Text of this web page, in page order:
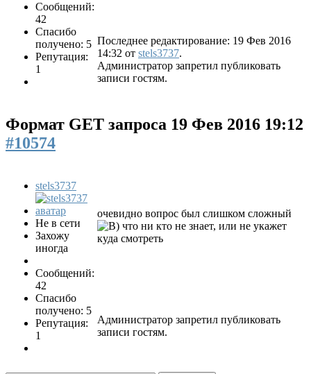
Сообщений:
42
Спасибо
получено: 5
Репутация:
1
Последнее редактирование: 19 Фев 2016
14:32 от stels3737.
Администратор запретил публиковать
записи гостям.
Формат GET запроса 19 Фев 2016 19:12
#10574
stels3737
Не в сети
Захожу
иногда
Сообщений:
42
Спасибо
получено: 5
Репутация:
1
очевидно вопрос был слишком сложный
что ни кто не знает, или не укажет
куда смотреть
Администратор запретил публиковать
записи гостям.